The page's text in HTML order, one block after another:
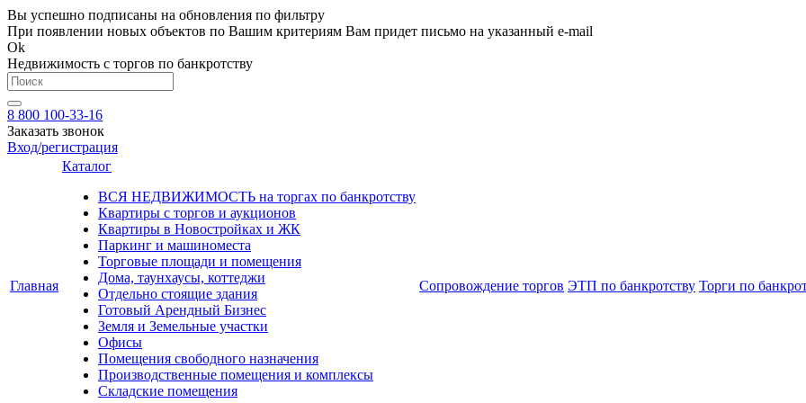
Вы успешно подписаны на обновления по фильтру
При появлении новых объектов по Вашим критериям Вам придет письмо на указанный e-mail
Ok
Недвижимость с торгов по банкротству
8 800 100-33-16
Заказать звонок
Вход/регистрация
Главная
Каталог
ВСЯ НЕДВИЖИМОСТЬ на торгах по банкротству
Квартиры с торгов и аукционов
Квартиры в Новостройках и ЖК
Паркинг и машиноместа
Торговые площади и помещения
Дома, таунхаусы, коттеджи
Отдельно стоящие здания
Готовый Арендный Бизнес
Земля и Земельные участки
Офисы
Помещения свободного назначения
Производственные помещения и комплексы
Складские помещения
Сопровождение торгов ЭТП по банкротству Торги по